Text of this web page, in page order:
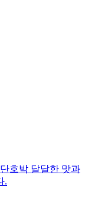
호박 달달한 맛과
.